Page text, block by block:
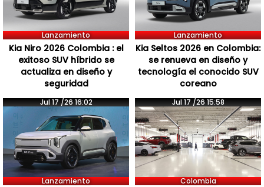
Lanzamiento
Kia Niro 2026 Colombia : el
exitoso SUV híbrido se
actualiza en diseño y
seguridad
Lanzamiento
Kia Seltos 2026 en Colombia:
se renueva en diseño y
tecnología el conocido SUV
coreano
Jul 17 /26 16:02
Lanzamiento
Jul 17 /26 15:58
Colombia